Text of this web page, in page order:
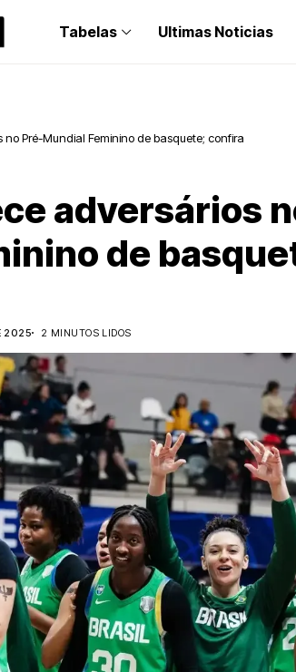
Tabelas Ultimas Noticias
Pré-Mundial Feminino de basquete; confira
adversários
de
2025 2 MINUTOS LIDOS